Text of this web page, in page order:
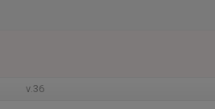
v.36